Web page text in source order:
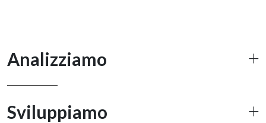
Analizziamo
Sviluppiamo